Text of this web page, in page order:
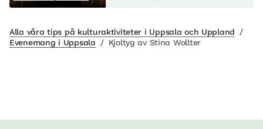
Alla våra tips på kulturaktiviteter i Uppsala och Uppland
/
Evenemang i Uppsala
/ Kjoltyg av Stina Wollter